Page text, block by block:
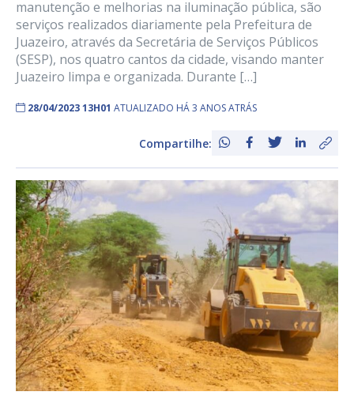
manutenção e melhorias na iluminação pública, são
serviços realizados diariamente pela Prefeitura de
Juazeiro, através da Secretária de Serviços Públicos
(SESP), nos quatro cantos da cidade, visando manter
Juazeiro limpa e organizada. Durante […]
28/04/2023 13H01 ATUALIZADO HÁ 3 ANOS ATRÁS
Compartilhe: